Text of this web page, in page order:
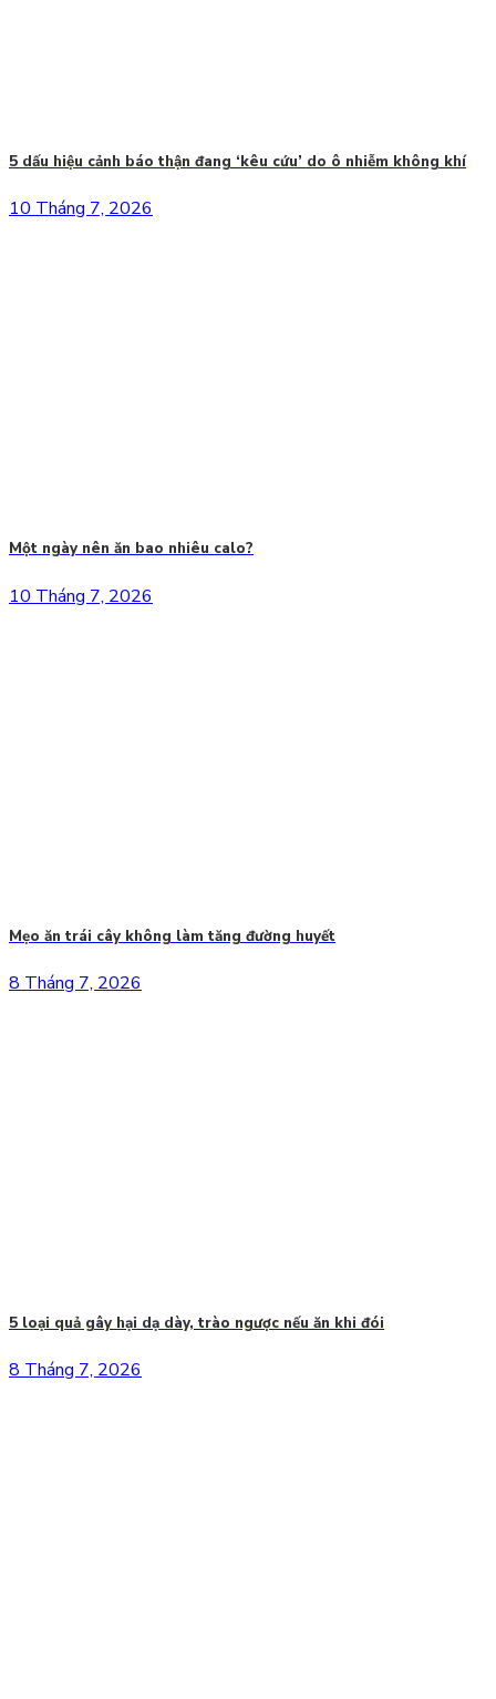
5 dấu hiệu cảnh báo thận đang ‘kêu cứu’ do ô nhiễm không khí
10 Tháng 7, 2026
Một ngày nên ăn bao nhiêu calo?
10 Tháng 7, 2026
Mẹo ăn trái cây không làm tăng đường huyết
8 Tháng 7, 2026
5 loại quả gây hại dạ dày, trào ngược nếu ăn khi đói
8 Tháng 7, 2026